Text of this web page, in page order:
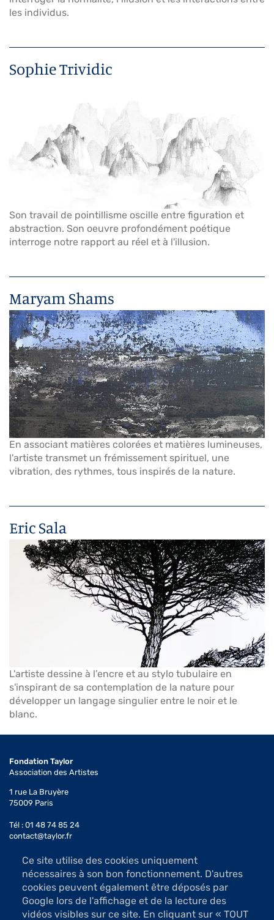
les individus.
Sophie Trividic
Son travail de pointillisme oscille entre figuration et
abstraction. Son oeuvre profondément poétique
interroge notre rapport au réel et à l'illusion.
Maryam Shams
En associant matières colorées et matières lumineuses,
l'artiste transmet un frémissement spirituel, une
vibration, des rythmes, tous inspirés de la nature.
Eric Sala
L'artiste dessine à l’encre et au stylo tubulaire en
s'inspirant de sa contemplation de la nature pour
développer un langage singulier entre le noir et le
blanc.
Ce site utilise des cookies uniquement
nécessaires à son bon fonctionnement. D'autres
cookies peuvent également être déposés par
Google lors de l'affichage et de la lecture des
vidéos visibles sur ce site. En cliquant sur « TOUT
Fondation Taylor
Association des Artistes
1 rue La Bruyère
75009 Paris
Tél : 01 48 74 85 24
contact@taylor.fr
Accès : Métro Saint-Georges (ligne 12)
Bus 74, arrêt Saint-Georges
Les salles d'exposition sont ouvertes du mardi au samedi
de 13h à 19h (sauf jours fériés)